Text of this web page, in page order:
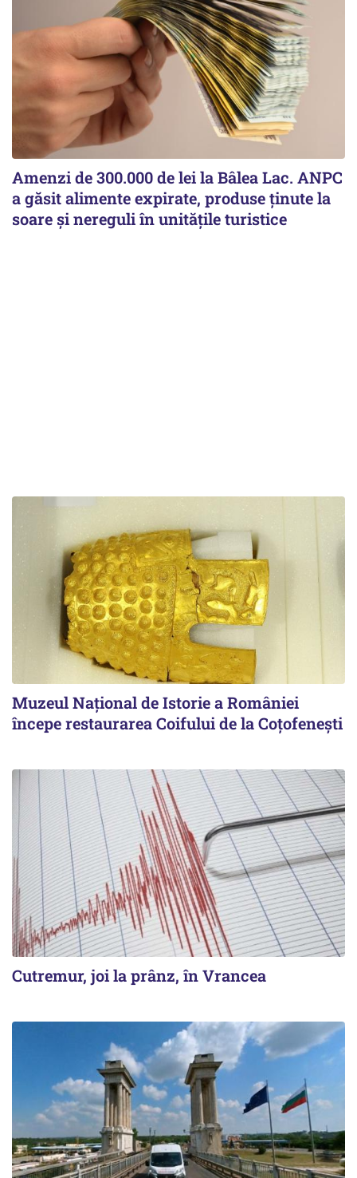
Amenzi de 300.000 de lei la Bâlea Lac. ANPC
a găsit alimente expirate, produse ținute la
soare și nereguli în unitățile turistice
Muzeul Național de Istorie a României
începe restaurarea Coifului de la Coțofenești
Cutremur, joi la prânz, în Vrancea